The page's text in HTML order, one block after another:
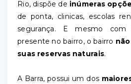
Rio, dispõe de inúmeras
de ponta, clinicas, escolas
segurança. E mesmo com
presente no bairro, o bairro
suas reservas naturais.
A Barra, possui um dos